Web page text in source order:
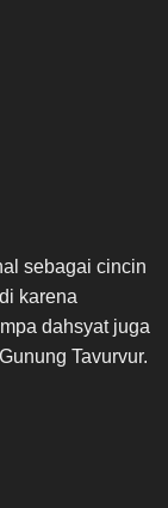
sebagai cincin
karena
dahsyat juga
Tavurvur.